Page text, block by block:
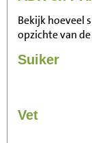
Bekijk hoeveel
opzichte van
Suiker
Vet